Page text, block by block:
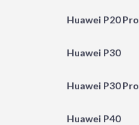
Huawei P20 Pro
Huawei P30
Huawei P30 Pro
Huawei P40